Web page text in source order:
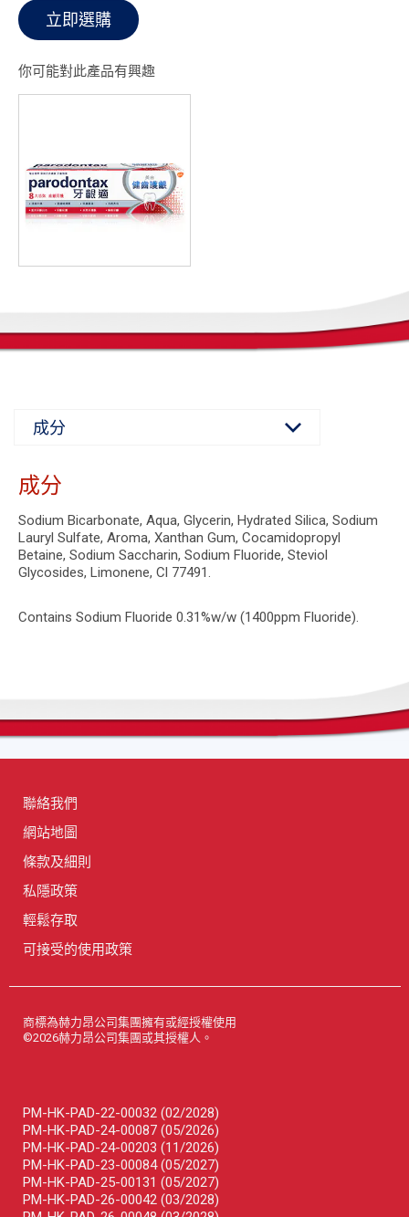
立即選購
你可能對此產品有興趣
成分
Sodium Bicarbonate, Aqua, Glycerin, Hydrated Silica, Sodium
Lauryl Sulfate, Aroma, Xanthan Gum, Cocamidopropyl
Betaine, Sodium Saccharin, Sodium Fluoride, Steviol
Glycosides, Limonene, Cl 77491.
Contains Sodium Fluoride 0.31%w/w (1400ppm Fluoride).
聯絡我們
網站地圖
條款及細則
私隱政策
輕鬆存取
可接受的使用政策
商標為赫力昂公司集團擁有或經授權使用
©2026赫力昂公司集團或其授權人。
PM-HK-PAD-22-00032 (02/2028)
PM-HK-PAD-24-00087 (05/2026)
PM-HK-PAD-24-00203 (11/2026)
PM-HK-PAD-23-00084 (05/2027)
PM-HK-PAD-25-00131 (05/2027)
PM-HK-PAD-26-00042 (03/2028)